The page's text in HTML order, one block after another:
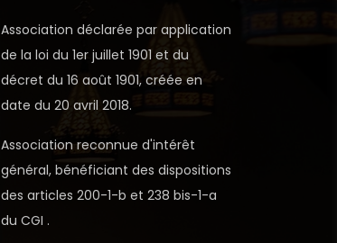
Association déclarée par application
de la loi du 1er juillet 1901 et du
décret du 16 août 1901, créée en
date du 20 avril 2018.
Association reconnue d'intérêt
général, bénéficiant des dispositions
des articles 200-1-b et 238 bis-1-a
du CGI .